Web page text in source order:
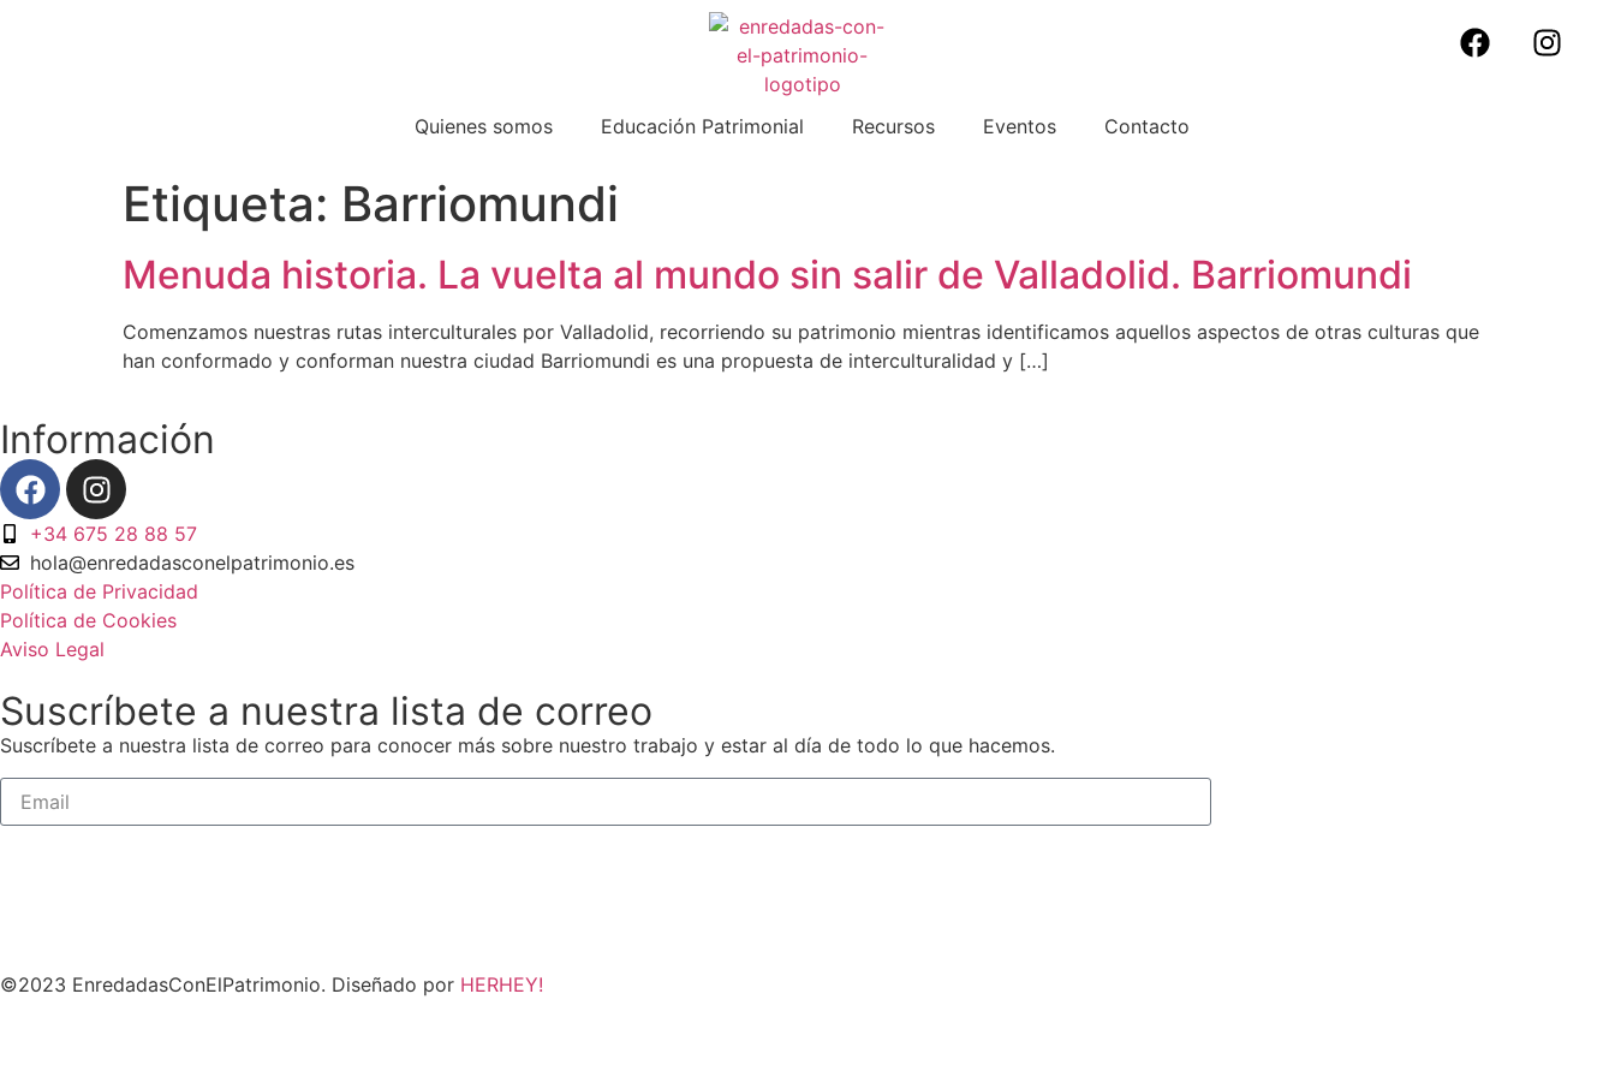
Quienes somos Educación Patrimonial Recursos Eventos Contacto
Etiqueta: Barriomundi
Menuda historia. La vuelta al mundo sin salir de Valladolid. Barriomundi
Comenzamos nuestras rutas interculturales por Valladolid, recorriendo su patrimonio mientras identificamos aquellos aspectos de otras culturas que
han conformado y conforman nuestra ciudad Barriomundi es una propuesta de interculturalidad y […]
Información
+34 675 28 88 57
hola@enredadasconelpatrimonio.es
Política de Privacidad
Política de Cookies
Aviso Legal
Suscríbete a nuestra lista de correo
Suscríbete a nuestra lista de correo para conocer más sobre nuestro trabajo y estar al día de todo lo que hacemos.
©2023 EnredadasConElPatrimonio. Diseñado por HERHEY!